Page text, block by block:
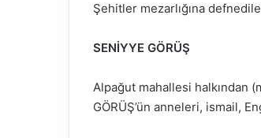
Şehitler mezarlığına
SENİYYE GÖRÜŞ
Alpağut mahallesi halkından
GÖRÜŞ’ün anneleri, ismail,